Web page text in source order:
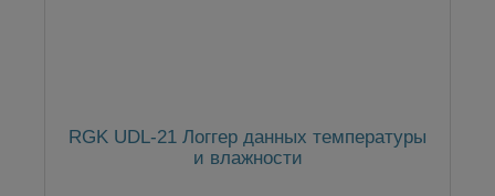
RGK UDL-21 Логгер данных температуры
и влажности